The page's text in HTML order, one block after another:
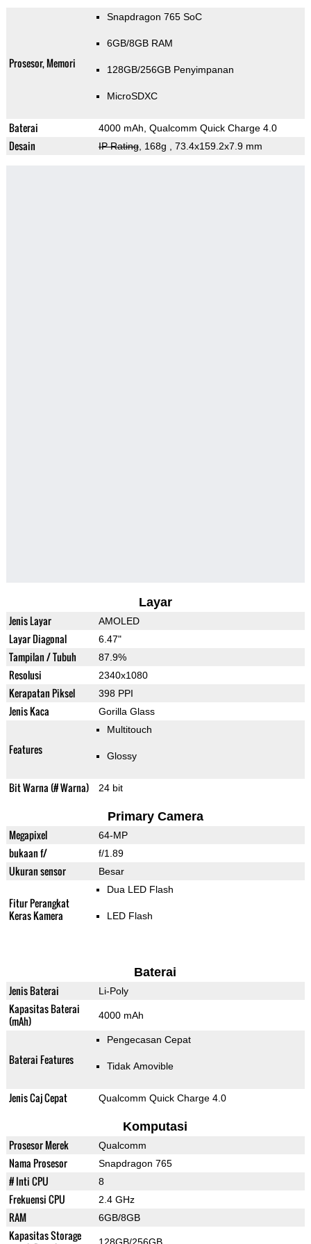
Prosesor, Memori
Snapdragon 765 SoC
6GB/8GB RAM
128GB/256GB Penyimpanan
MicroSDXC
Baterai 4000 mAh, Qualcomm Quick Charge 4.0
Desain IP Rating, 168g , 73.4x159.2x7.9 mm
Layar
Jenis Layar AMOLED
Layar Diagonal 6.47"
Tampilan / Tubuh 87.9%
Resolusi 2340x1080
Kerapatan Piksel 398 PPI
Jenis Kaca Gorilla Glass
Features
Multitouch
Glossy
Bit Warna (# Warna) 24 bit
Primary Camera
Megapixel 64-MP
bukaan f/ f/1.89
Ukuran sensor Besar
Fitur Perangkat
Keras Kamera
Dua LED Flash
LED Flash
Baterai
Jenis Baterai Li-Poly
Kapasitas Baterai
(mAh)
4000 mAh
Baterai Features
Pengecasan Cepat
Tidak Amovible
Jenis Caj Cepat Qualcomm Quick Charge 4.0
Komputasi
Prosesor Merek Qualcomm
Nama Prosesor Snapdragon 765
# Inti CPU 8
Frekuensi CPU 2.4 GHz
RAM 6GB/8GB
Kapasitas Storage